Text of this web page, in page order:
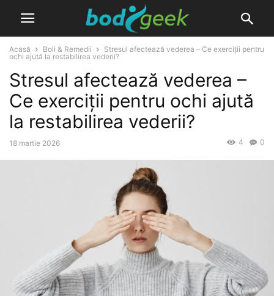
Acasă Boli & Remedii
Stresul afectează vederea – Ce exerciții pentru
ochi ajută la restabilirea vederii?
Stresul afectează vederea –
Ce exerciții pentru ochi ajută
la restabilirea vederii?
18 martie 2026 0
4